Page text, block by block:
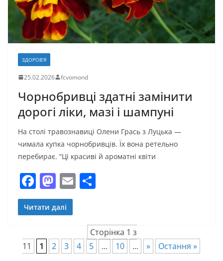
ЗДОРОВ’Я
25.02.2026 fcvomond
Чорнобривці здатні замінити
дорогі ліки, мазі і шампуні
На столі травознавиці Олени Грась з Луцька —
чимала купка чорнобривців. Їх вона ретельно
перебирає. “Ці красиві й ароматні квіти
F
a
c
b
M
a
st
d
E
л
и
Читати далі
Сторінка 1 з
11
1 2 3 4 5 ... 10 ... » Остання »